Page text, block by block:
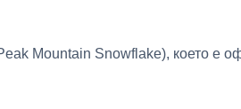
Mountain Snowflake), което е